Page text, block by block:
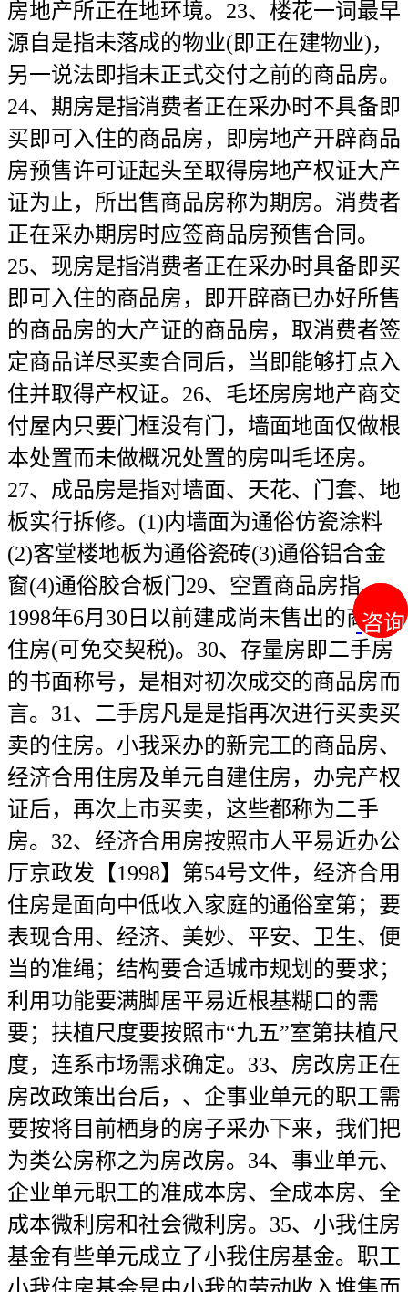
咨询
咨询